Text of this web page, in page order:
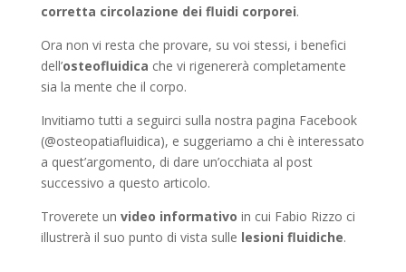
corretta circolazione dei fluidi corporei.
Ora non vi resta che provare, su voi stessi, i benefici
dell’osteofluidica che vi rigenererà completamente
sia la mente che il corpo.
Invitiamo tutti a seguirci sulla nostra pagina Facebook
(@osteopatiafluidica), e suggeriamo a chi è interessato
a quest’argomento, di dare un’occhiata al post
successivo a questo articolo.
Troverete un video informativo in cui Fabio Rizzo ci
illustrerà il suo punto di vista sulle lesioni fluidiche.